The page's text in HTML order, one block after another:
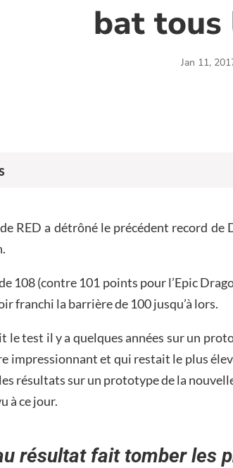
bat tous
Jan 11,
RED a détrôné le précédent record de
108 (contre 101 points pour l’Epic
franchi la barrière de 100 jusqu’à lors.
le test il y a quelques années sur un
impressionnant et qui restait le plus
résultats sur un prototype de la
à ce jour.
résultat fait tomber les